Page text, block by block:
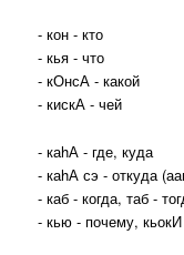
- кон - кто
- кья - что
- кОнсА - какой
- кискА - чей
- каhА - где, куда
- каhА сэ - откуда
- каб - когда, таб -
- кью - почему,